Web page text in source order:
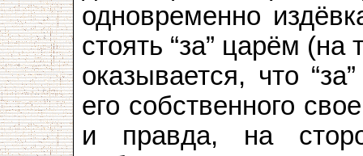
одновременно
стоять “за” царём
оказывается, что
его собственного
и правда, на